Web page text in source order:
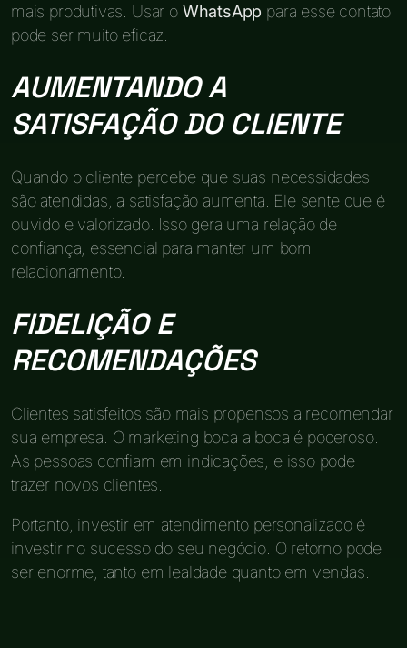
mais produtivas. Usar o WhatsApp para esse contato
pode ser muito eficaz.
AUMENTANDO A
SATISFAÇÃO DO CLIENTE
Quando o cliente percebe que suas necessidades
são atendidas, a satisfação aumenta. Ele sente que é
ouvido e valorizado. Isso gera uma relação de
confiança, essencial para manter um bom
relacionamento.
FIDELIÇÃO E
RECOMENDAÇÕES
Clientes satisfeitos são mais propensos a recomendar
sua empresa. O marketing boca a boca é poderoso.
As pessoas confiam em indicações, e isso pode
trazer novos clientes.
Portanto, investir em atendimento personalizado é
investir no sucesso do seu negócio. O retorno pode
ser enorme, tanto em lealdade quanto em vendas.